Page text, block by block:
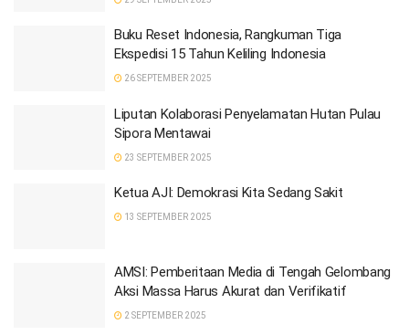
Buku Reset Indonesia, Rangkuman Tiga
Ekspedisi 15 Tahun Keliling Indonesia
26 SEPTEMBER 2025
Liputan Kolaborasi Penyelamatan Hutan Pulau
Sipora Mentawai
23 SEPTEMBER 2025
Ketua AJI: Demokrasi Kita Sedang Sakit
13 SEPTEMBER 2025
AMSI: Pemberitaan Media di Tengah Gelombang
Aksi Massa Harus Akurat dan Verifikatif
2 SEPTEMBER 2025